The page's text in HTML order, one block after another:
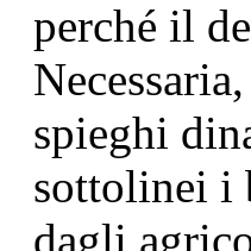
perché il
spieghi
sottolinei i
dagli